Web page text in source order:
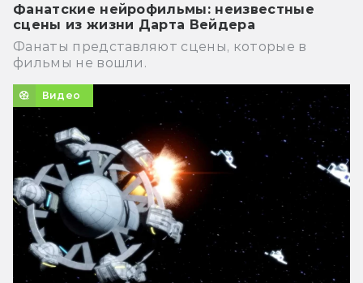
Фанатские нейрофильмы: неизвестные
сцены из жизни Дарта Вейдера
Фанаты представляют сцены, которые в
фильмы не вошли.
Видео